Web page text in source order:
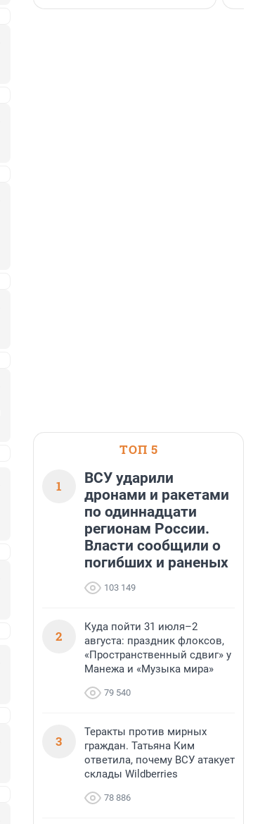
ТОП 5
1
ВСУ ударили
дронами и ракетами
по одиннадцати
регионам России.
Власти сообщили о
погибших и раненых
103 149
2
Куда пойти 31 июля–2
августа: праздник флоксов,
«Пространственный сдвиг» у
Манежа и «Музыка мира»
79 540
3
Теракты против мирных
граждан. Татьяна Ким
ответила, почему ВСУ атакует
склады Wildberries
78 886